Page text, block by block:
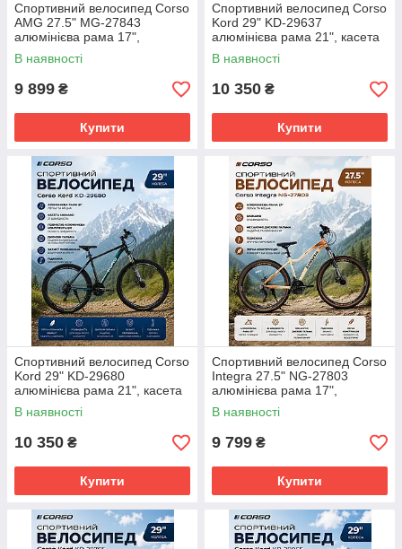
Спортивний велосипед Corso
AMG 27.5" MG-27843
алюмінієва рама 17",
Shimano 21 швидкість,
передній диск 180мм / задній
В наявності
9 899 ₴
Купити
Спортивний велосипед Corso
Kord 29" KD-29637
алюмінієва рама 21", касета
Shimano 21 швидкість,
повністю алюмінієва
В наявності
10 350 ₴
Купити
Спортивний велосипед Corso
Kord 29" KD-29680
алюмінієва рама 21", касета
Shimano 21 швидкість,
повністю алюмінієва
В наявності
10 350 ₴
Купити
Спортивний велосипед Corso
Integra 27.5" NG-27803
алюмінієва рама 17",
Shimano 21 швидкість,
механічні дискові гальма,
В наявності
9 799 ₴
Купити